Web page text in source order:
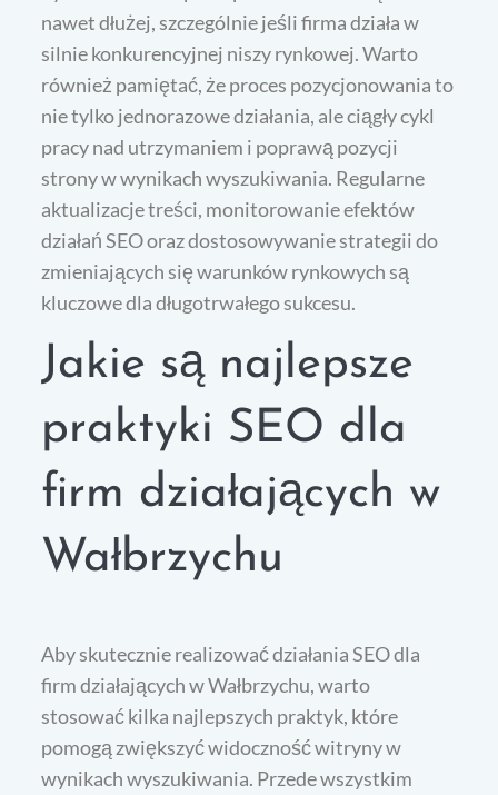
nawet dłużej, szczególnie jeśli firma działa w
silnie konkurencyjnej niszy rynkowej. Warto
również pamiętać, że proces pozycjonowania to
nie tylko jednorazowe działania, ale ciągły cykl
pracy nad utrzymaniem i poprawą pozycji
strony w wynikach wyszukiwania. Regularne
aktualizacje treści, monitorowanie efektów
działań SEO oraz dostosowywanie strategii do
zmieniających się warunków rynkowych są
kluczowe dla długotrwałego sukcesu.
Jakie są najlepsze
praktyki SEO dla
firm działających w
Wałbrzychu
Aby skutecznie realizować działania SEO dla
firm działających w Wałbrzychu, warto
stosować kilka najlepszych praktyk, które
pomogą zwiększyć widoczność witryny w
wynikach wyszukiwania. Przede wszystkim